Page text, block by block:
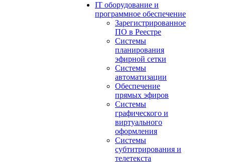
IT оборудование и
программное обеспечение
Зарегистрированное
ПО в Реестре
Системы
планирования
эфирной сетки
Системы
автоматизации
Обеспечение
прямых эфиров
Системы
графического и
виртуального
оформления
Системы
субтитрирования и
телетекста